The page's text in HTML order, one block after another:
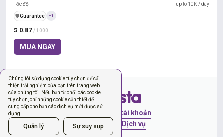
Chúng tôi sử dụng cookie tùy chọn để cải
thiện trải nghiệm của bạn trên trang web
của chúng tôi. Nếu bạn từ chối các cookie
tùy chọn, chỉ những cookie cần thiết để
cung cấp cho bạn các dịch vụ mới được sử
dụng.
Quản lý Sự suy sụp
$ 0.87 / 1000
MUA NGAY
Tốc độ
up to 10K / day
️🛡️Guarantee +1
Tạo tài khoản
Đơn hàng mới
Dịch vụ